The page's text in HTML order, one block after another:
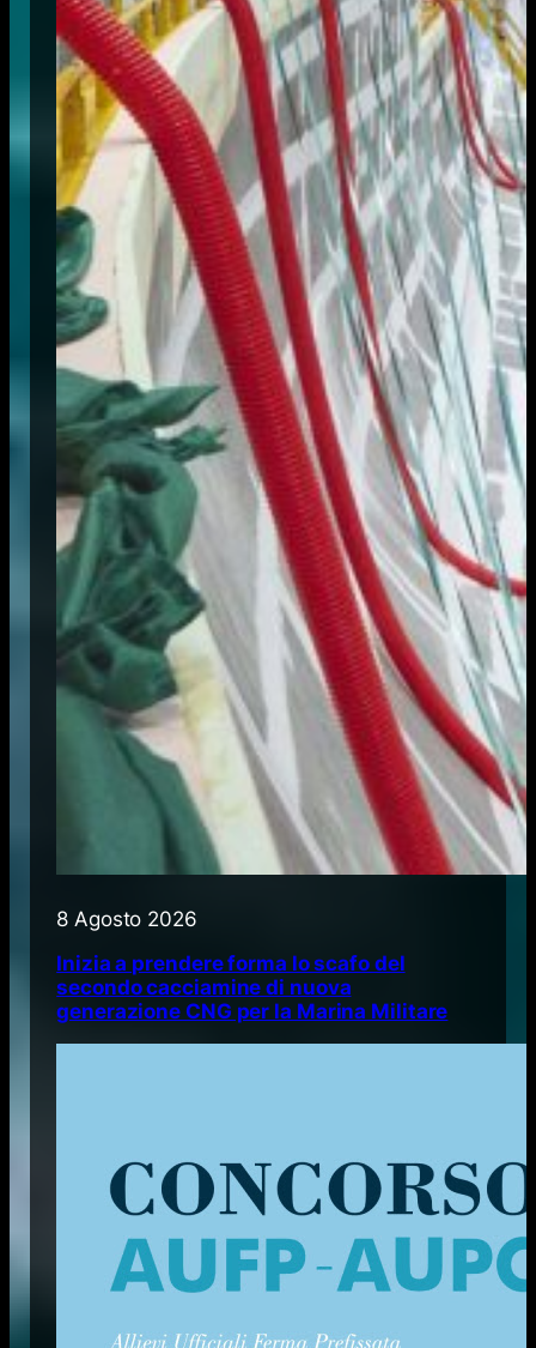
8 Agosto 2026
Inizia a prendere forma lo scafo del
secondo cacciamine di nuova
generazione CNG per la Marina Militare